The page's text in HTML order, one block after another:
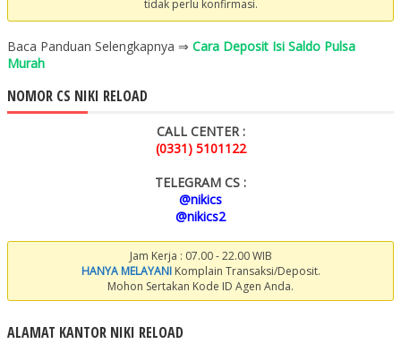
tidak perlu konfirmasi.
Baca Panduan Selengkapnya ⇒ Cara Deposit Isi Saldo Pulsa
Murah
NOMOR CS NIKI RELOAD
CALL CENTER :
(0331) 5101122
TELEGRAM CS :
@nikics
@nikics2
Jam Kerja : 07.00 - 22.00 WIB
HANYA MELAYANIKomplain Transaksi/Deposit.
Mohon Sertakan Kode ID Agen Anda.
ALAMAT KANTOR NIKI RELOAD